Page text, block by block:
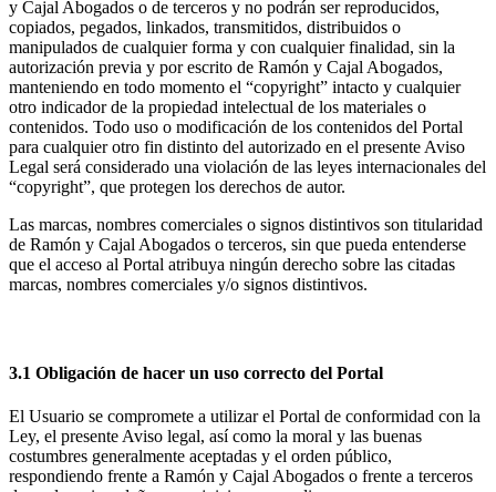
y Cajal Abogados o de terceros y no podrán ser reproducidos,
copiados, pegados, linkados, transmitidos, distribuidos o
manipulados de cualquier forma y con cualquier finalidad, sin la
autorización previa y por escrito de Ramón y Cajal Abogados,
manteniendo en todo momento el “copyright” intacto y cualquier
otro indicador de la propiedad intelectual de los materiales o
contenidos. Todo uso o modificación de los contenidos del Portal
para cualquier otro fin distinto del autorizado en el presente Aviso
Legal será considerado una violación de las leyes internacionales del
“copyright”, que protegen los derechos de autor.
Las marcas, nombres comerciales o signos distintivos son titularidad
de Ramón y Cajal Abogados o terceros, sin que pueda entenderse
que el acceso al Portal atribuya ningún derecho sobre las citadas
marcas, nombres comerciales y/o signos distintivos.
3.1 Obligación de hacer un uso correcto del Portal
El Usuario se compromete a utilizar el Portal de conformidad con la
Ley, el presente Aviso legal, así como la moral y las buenas
costumbres generalmente aceptadas y el orden público,
respondiendo frente a Ramón y Cajal Abogados o frente a terceros